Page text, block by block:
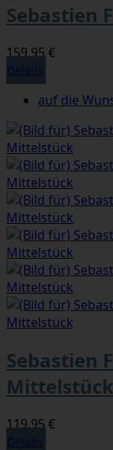
Sebastien
159,95 €
Details
auf die
Sebastien
Mittelstück
119,95 €
Details